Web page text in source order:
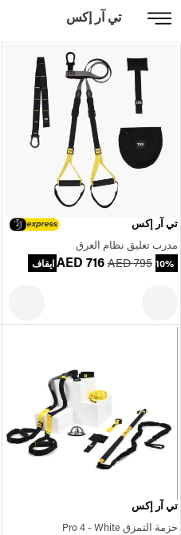
تي آر إكس
تي آر إكس
مدرب تعليق نظام العرق
AED 716 AED 795 10% ايقاف
تي آر إكس
حزمة التمزق Pro 4 - White